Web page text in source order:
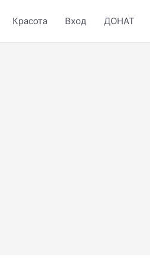
Красота Вход ДОНАТ